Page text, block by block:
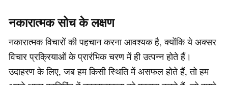
नकारात्मक सोच के लक्षण
नकारात्मक विचारों की पहचान करना आवश्यक है, क्योंकि ये अक्सर
विचार प्रक्रियाओं के प्रारंभिक चरण में ही उत्पन्न होते हैं।
उदाहरण के लिए, जब हम किसी स्थिति में असफल होते हैं, तो हम